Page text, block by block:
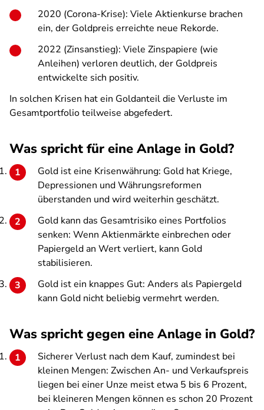
2020 (Corona-Krise): Viele Aktienkurse brachen
ein, der Goldpreis erreichte neue Rekorde.
2022 (Zinsanstieg): Viele Zinspapiere (wie
Anleihen) verloren deutlich, der Goldpreis
entwickelte sich positiv.
In solchen Krisen hat ein Goldanteil die Verluste im
Gesamtportfolio teilweise abgefedert.
Was spricht für eine Anlage in Gold?
Gold ist eine Krisenwährung: Gold hat Kriege,
Depressionen und Währungsreformen
überstanden und wird weiterhin geschätzt.
Gold kann das Gesamtrisiko eines Portfolios
senken: Wenn Aktienmärkte einbrechen oder
Papiergeld an Wert verliert, kann Gold
stabilisieren.
Gold ist ein knappes Gut: Anders als Papiergeld
kann Gold nicht beliebig vermehrt werden.
Was spricht gegen eine Anlage in Gold?
Sicherer Verlust nach dem Kauf, zumindest bei
kleinen Mengen: Zwischen An- und Verkaufspreis
liegen bei einer Unze meist etwa 5 bis 6 Prozent,
bei kleineren Mengen können es schon 20 Prozent